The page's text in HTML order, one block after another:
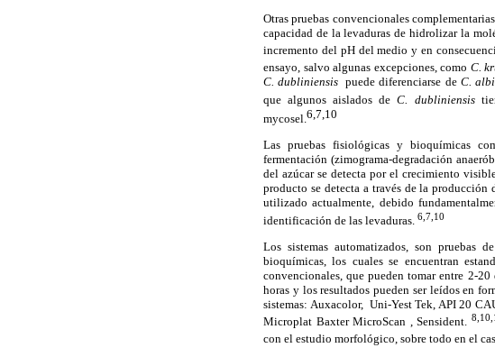
Otras pruebas convencionales
capacidad de la levaduras de hidrolizar la
incremento del pH del medio y en
ensayo, salvo algunas excepciones, como C.
C. dubliniensis puede diferenciarse de C.
que algunos aislados deC. dubliniensis
mycosel.6,7,10
Las pruebas fisiológicas y bioquímicas
fermentación (zimograma-degradación
del azúcar se detecta por el crecimiento
producto se detecta a través de la
utilizado actualmente, debido
identificación de las levaduras. 6,7,10
Los sistemas automatizados, son pruebas
bioquímicas, los cuales se encuentran
convencionales, que pueden tomar entre 2-
horas y los resultados pueden ser leídos en
sistemas: Auxacolor, Uni-Yest Tek, API 20
Microplat Baxter MicroScan , Sensident.
con el estudio morfológico, sobre todo en el